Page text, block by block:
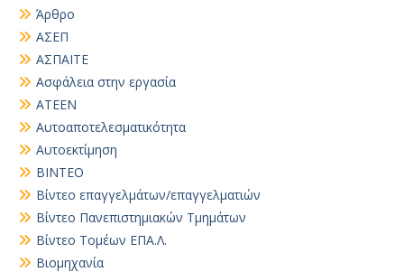
Άρθρο
ΑΣΕΠ
ΑΣΠΑΙΤΕ
Ασφάλεια στην εργασία
ΑΤΕΕΝ
Αυτοαποτελεσματικότητα
Αυτοεκτίμηση
ΒΙΝΤΕΟ
Βίντεο επαγγελμάτων/επαγγελματιών
Βίντεο Πανεπιστημιακών Τμημάτων
Βίντεο Τομέων ΕΠΑ.Λ.
Βιομηχανία